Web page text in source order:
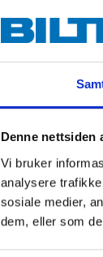
Denne nettsiden
Vi bruker
analysere
sosiale medier,
dem, eller som